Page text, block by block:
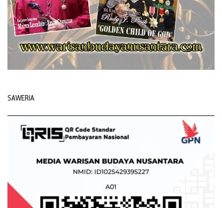
SAWERIA